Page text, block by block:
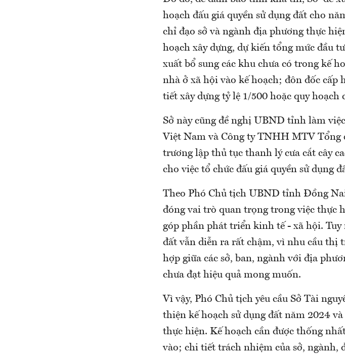
hoạch đấu giá quyền sử dụng đất cho
chỉ đạo sở và ngành địa phương thực
hoạch xây dựng, dự kiến tổng mức đầu
xuất bổ sung các khu chưa có trong kế
nhà ở xã hội vào kế hoạch; đôn đốc cấp
tiết xây dựng tỷ lệ 1/500 hoặc quy
Sở này cũng đề nghị UBND tỉnh làm
Việt Nam và Công ty TNHH MTV Tổng
trương lập thủ tục thanh lý cưa cắt cây
cho việc tổ chức đấu giá quyền sử dụng
Theo Phó Chủ tịch UBND tỉnh Đồng
đóng vai trò quan trọng trong việc thực
góp phần phát triển kinh tế - xã hội.
đất vẫn diễn ra rất chậm, vì nhu cầu thị
hợp giữa các sở, ban, ngành với địa
chưa đạt hiệu quả mong muốn.
Vì vậy, Phó Chủ tịch yêu cầu Sở Tài
thiện kế hoạch sử dụng đất năm 2024
thực hiện. Kế hoạch cần được thống
vào; chi tiết trách nhiệm của sở, ngành,